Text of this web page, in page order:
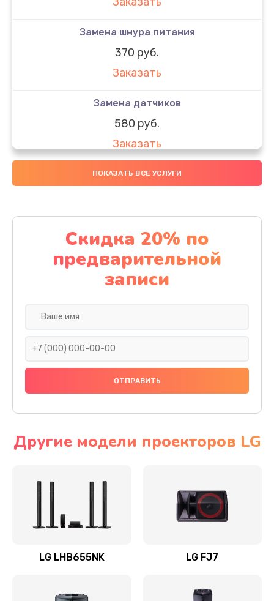
Замена шнура питания
370 руб.
Заказать
Замена датчиков
580 руб.
Заказать
Комплексная чистка
Заказать
Замена дисплея (экрана)
2000 руб.
Заказать
Ремонт платы электроники
Прошивка
Ремонт / замена кнопок, клавиш, индикаторов,
ПОКАЗАТЬ ВСЕ УСЛУГИ
Скидка 20% по
предварительной
записи
Другие модели проекторов LG
LG LHB655NK LG FJ7